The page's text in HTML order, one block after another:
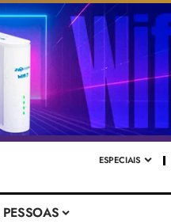
ESPECIAIS
PESSOAS